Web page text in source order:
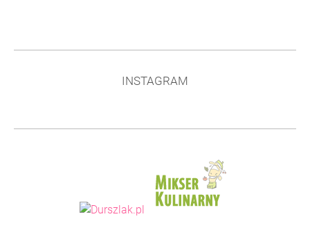
INSTAGRAM